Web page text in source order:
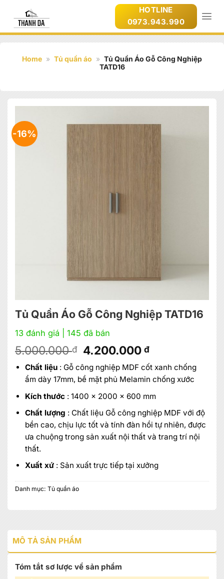
dung
HOTLINE
0973.943.990
Home » Tủ quần áo » Tủ Quần Áo Gỗ Công Nghiệp
TATD16
-16%
Tủ Quần Áo Gỗ Công Nghiệp TATD16
13 đánh giá | 145 đã bán
5.000.000đ
Giá
gốc
là:
5.000.000 đ.
4.200.000 đGiá
hiện
tại
là:
4.200.000 đ.
Chất liệu: Gỗ công nghiệp MDF cốt xanh chống
ẩm dày 17mm, bề mặt phủ Melamin chống xước
Kích thước : 1400 x 2000 x 600 mm
Chất lượng : Chất liệu Gỗ công nghiệp MDF với độ
bền cao, chịu lực tốt và tính đàn hồi tự nhiên, được
ưa chuộng trong sản xuất nội thất và trang trí nội
thất.
Xuất xứ: Sản xuất trực tiếp tại xưởng
Danh mục: Tủ quần áo
MÔ TẢ SẢN PHẨM
Tóm tắt sơ lược về sản phẩm